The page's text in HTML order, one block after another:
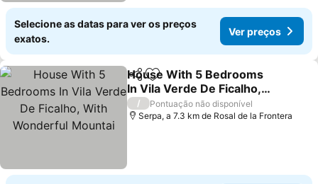
Selecione as datas para ver os preços
exatos.
Ver preços
PartilharAdicionar aos favoritos
House With 5 Bedrooms
In Vila Verde De Ficalho,
With Wonderful Mountai
/
Pontuação não disponível
Serpa, a 7.3 km de Rosal de la Frontera